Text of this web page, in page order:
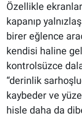
Özellikle
kapanıp
birer eğlence
kendisi haline
kontrolsüzce
“derinlik
kaybeder ve
hisle daha da